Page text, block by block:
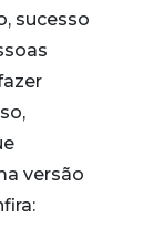
sucesso
versão